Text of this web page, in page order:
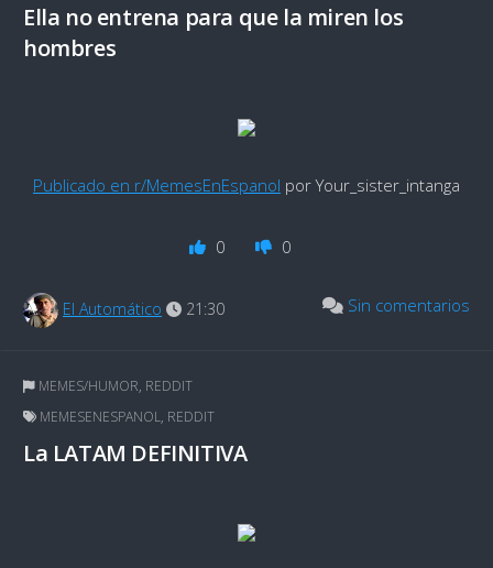
Ella no entrena para que la miren los
hombres
Publicado en r/MemesEnEspanol por Your_sister_intanga
0 0
El Automático 21:30 Sin comentarios
MEMES/HUMOR, REDDIT
MEMESENESPANOL, REDDIT
La LATAM DEFINITIVA